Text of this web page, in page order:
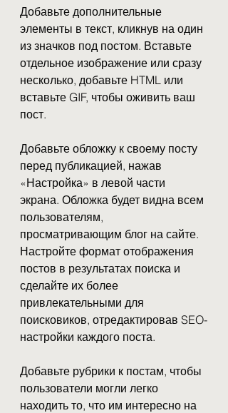
Добавьте дополнительные
элементы в текст, кликнув на один
из значков под постом. Вставьте
отдельное изображение или сразу
несколько, добавьте HTML или
вставьте GIF, чтобы оживить ваш
пост.
Добавьте обложку к своему посту
перед публикацией, нажав
«Настройка» в левой части
экрана. Обложка будет видна всем
пользователям,
просматривающим блог на сайте.
Настройте формат отображения
постов в результатах поиска и
сделайте их более
привлекательными для
поисковиков, отредактировав SEO-
настройки каждого поста.
Добавьте рубрики к постам, чтобы
пользователи могли легко
находить то, что им интересно на